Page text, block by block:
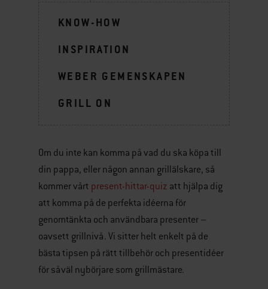
KNOW-HOW
INSPIRATION
WEBER GEMENSKAPEN
GRILL ON
Om du inte kan komma på vad du ska köpa till
din pappa, eller någon annan grillälskare, så
kommer vårt present-hittar-quiz att hjälpa dig
att komma på de perfekta idéerna för
genomtänkta och användbara presenter –
oavsett grillnivå. Vi sitter helt enkelt på de
bästa tipsen på rätt tillbehör och presentidéer
för såväl nybörjare som grillmästare.